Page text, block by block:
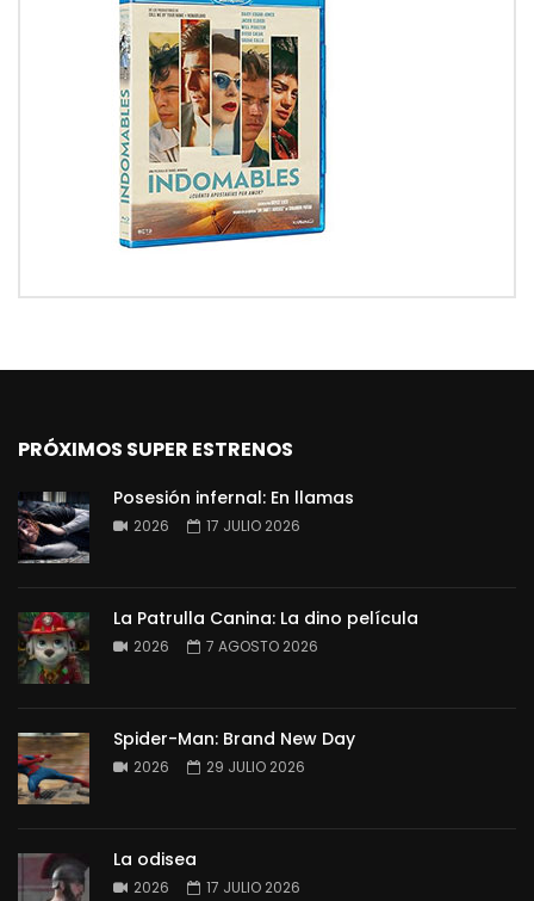
PRÓXIMOS SUPER ESTRENOS
Posesión infernal: En llamas
2026 17 JULIO 2026
La Patrulla Canina: La dino película
2026 7 AGOSTO 2026
Spider-Man: Brand New Day
2026 29 JULIO 2026
La odisea
2026 17 JULIO 2026